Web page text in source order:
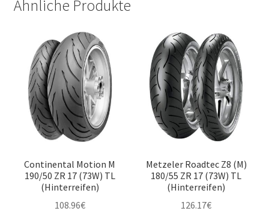
Ähnliche Produkte
Continental Motion M
190/50 ZR 17 (73W) TL
(Hinterreifen)
108.96€
Metzeler Roadtec Z8 (M)
180/55 ZR 17 (73W) TL
(Hinterreifen)
126.17€